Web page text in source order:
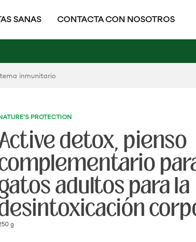
SANAS CONTACTA CON NOSOTROS
inmunitario
PROTECTION
detox, pienso
adultos para la
g